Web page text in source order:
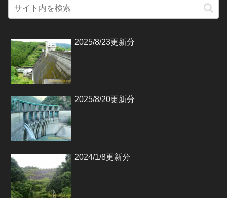
2025/8/23更新分
2025/8/20更新分
2024/1/8更新分